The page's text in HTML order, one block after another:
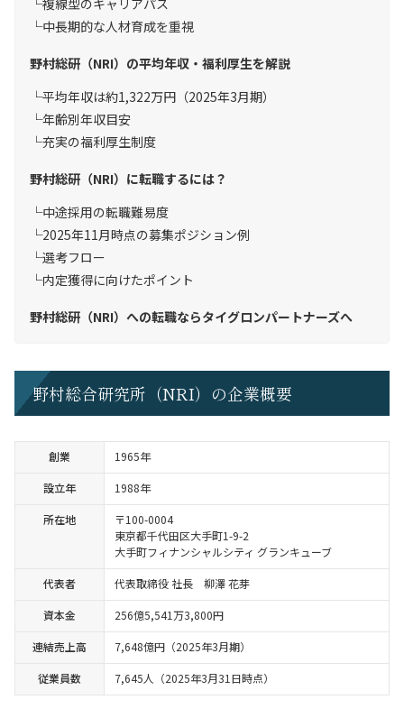
複線型のキャリアパス
中長期的な人材育成を重視
野村総研（NRI）の平均年収・福利厚生を解説
平均年収は約1,322万円（2025年3月期）
年齢別年収目安
充実の福利厚生制度
野村総研（NRI）に転職するには？
中途採用の転職難易度
2025年11月時点の募集ポジション例
選考フロー
内定獲得に向けたポイント
野村総研（NRI）への転職ならタイグロンパートナーズへ
野村総合研究所（NRI）の企業概要
創業 1965年
設立年 1988年
所在地
〒100-0004
東京都千代田区大手町1-9-2
大手町フィナンシャルシティ グランキューブ
代表者 代表取締役 社長 柳澤 花芽
資本金 256億5,541万3,800円
連結売上高 7,648億円（2025年3月期）
従業員数 7,645人（2025年3月31日時点）